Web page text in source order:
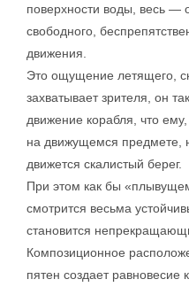
поверхности воды, весь —
свободного,
движения.
Это ощущение летящего,
захватывает зрителя, он
движение корабля, что
на движущемся предмете,
движется скалистый берег.
При этом как бы
смотрится весьма
становится
Композиционное
пятен создает равновесие